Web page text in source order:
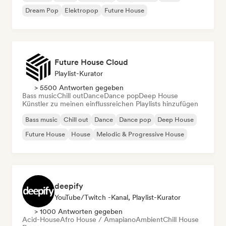
Dream Pop
Elektropop Future House
Future House Cloud
Playlist-Kurator
> 5500 Antworten gegeben
Bass musicChill outDanceDance popDeep House
Künstler zu meinen einflussreichen Playlists hinzufügen
Bass music Chill out Dance Dance pop
Deep House
Future House
House Melodic & Progressive House
deepify
YouTube/Twitch -Kanal, Playlist-Kurator
> 1000 Antworten gegeben
Acid-HouseAfro House / AmapianoAmbientChill House